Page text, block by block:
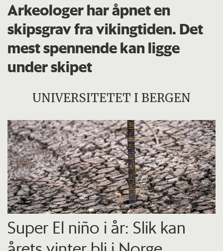
Arkeologer har åpnet en
skipsgrav fra vikingtiden. Det
mest spennende kan ligge
under skipet
UNIVERSITETET I BERGEN
Super El niño i år: Slik kan